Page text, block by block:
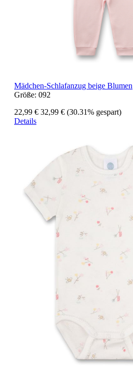
Mädchen-Schlafanzug beige Blumen
Größe: 092
22,99 € 32,99 € (30.31% gespart)
Details